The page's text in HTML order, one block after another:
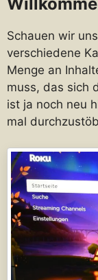
Schauen wir
verschiedene
Menge an
muss, das sich
ist ja noch neu
mal